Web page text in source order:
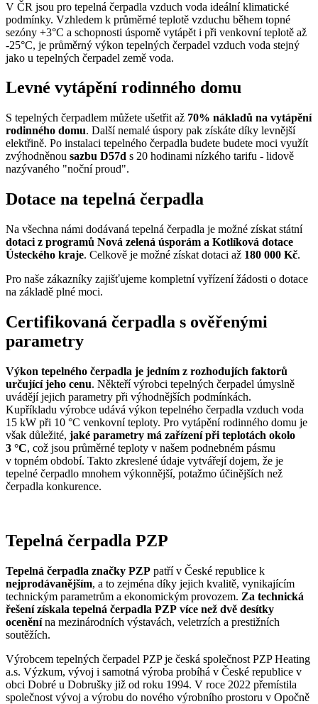
V ČR jsou pro tepelná čerpadla vzduch voda ideální klimatické
podmínky. Vzhledem k průměrné teplotě vzduchu během topné
sezóny +3°C a schopnosti úsporně vytápět i při venkovní teplotě až
-25°C, je průměrný výkon tepelných čerpadel vzduch voda stejný
jako u tepelných čerpadel země voda.
Levné vytápění rodinného domu
S tepelných čerpadlem můžete ušetřit až 70% nákladů na vytápění
rodinného domu. Další nemalé úspory pak získáte díky levnější
elektřině. Po instalaci tepelného čerpadla budete budete moci využít
zvýhodněnou sazbu D57d s 20 hodinami nízkého tarifu - lidově
nazývaného "noční proud".
Dotace na tepelná čerpadla
Na všechna námi dodávaná tepelná čerpadla je možné získat státní
dotaci z programů Nová zelená úsporám a Kotlíková dotace
Ústeckého kraje. Celkově je možné získat dotaci až 180 000 Kč.
Pro naše zákazníky zajišťujeme kompletní vyřízení žádosti o dotace
na základě plné moci.
Certifikovaná čerpadla s ověřenými
parametry
Výkon tepelného čerpadla je jedním z rozhodujích faktorů
určující jeho cenu. Někteří výrobci tepelných čerpadel úmyslně
uvádějí jejich parametry při výhodnějších podmínkách.
Kupříkladu výrobce udává výkon tepelného čerpadla vzduch voda
15 kW při 10 °C venkovní teploty. Pro vytápění rodinného domu je
však důležité, jaké parametry má zařízení při teplotách okolo
3 °C, což jsou průměrné teploty v našem podnebném pásmu
v topném období. Takto zkreslené údaje vytvářejí dojem, že je
tepelné čerpadlo mnohem výkonnější, potažmo účinějších než
čerpadla konkurence.
Tepelná čerpadla PZP
Tepelná čerpadla značky PZP patří v České republice k
nejprodávanějším, a to zejména díky jejich kvalitě, vynikajícím
technickým parametrům a ekonomickým provozem. Za technická
řešení získala tepelná čerpadla PZP více než dvě desítky
oceněnína mezinárodních výstavách, veletrzích a prestižních
soutěžích.
Výrobcem tepelných čerpadel PZP je česká společnost PZP Heating
a.s. Výzkum, vývoj i samotná výroba probíhá v České republice v
obci Dobré u Dobrušky již od roku 1994. V roce 2022 přemístila
společnost vývoj a výrobu do nového výrobního prostoru v Opočně